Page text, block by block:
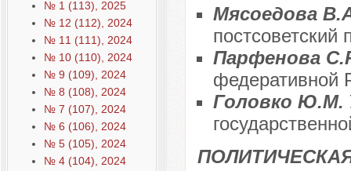
№ 1 (113), 2025
№ 12 (112), 2024
№ 11 (111), 2024
№ 10 (110), 2024
№ 9 (109), 2024
№ 8 (108), 2024
№ 7 (107), 2024
№ 6 (106), 2024
№ 5 (105), 2024
№ 4 (104), 2024
Мясоедова
постсоветский
Парфенова
федеративной
Головко Ю.М.